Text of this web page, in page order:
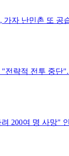
자 난민촌 또 공
전략적 전투 중단
200여 명 사망"